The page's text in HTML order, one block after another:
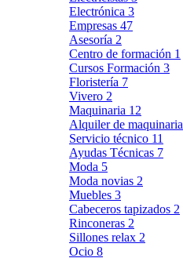
Electrónica 3
Empresas 47
Asesoría 2
Centro de formación 1
Cursos Formación 3
Floristería 7
Vivero 2
Maquinaria 12
Alquiler de maquinaria
Servicio técnico 11
Ayudas Técnicas 7
Moda 5
Moda novias 2
Muebles 3
Cabeceros tapizados 2
Rinconeras 2
Sillones relax 2
Ocio 8